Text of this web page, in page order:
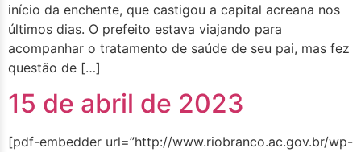
início da enchente, que castigou a capital acreana nos
últimos dias. O prefeito estava viajando para
acompanhar o tratamento de saúde de seu pai, mas fez
questão de […]
15 de abril de 2023
[pdf-embedder url=”http://www.riobranco.ac.gov.br/wp-